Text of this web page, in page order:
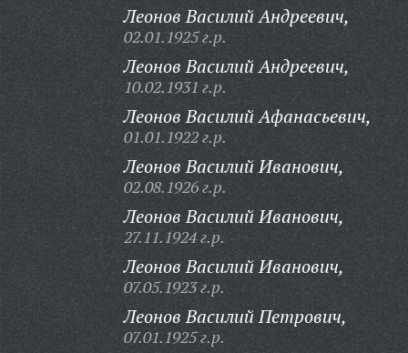
Леонов Василий Андреевич,
02.01.1925 г.р.
Леонов Василий Андреевич,
10.02.1931 г.р.
Леонов Василий Афанасьевич,
01.01.1922 г.р.
Леонов Василий Иванович,
02.08.1926 г.р.
Леонов Василий Иванович,
27.11.1924 г.р.
Леонов Василий Иванович,
07.05.1923 г.р.
Леонов Василий Петрович,
07.01.1925 г.р.